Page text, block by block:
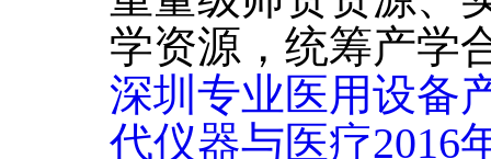
学资源，统筹产学
深圳专业医用设备
代仪器与医疗2016